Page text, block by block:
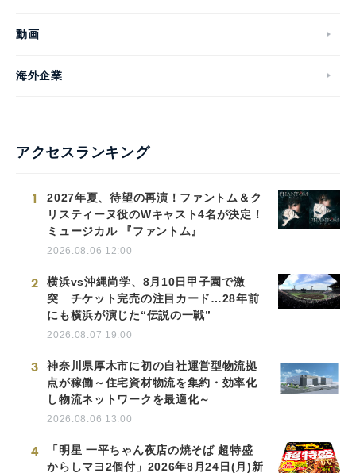
動画
海外企業
アクセスランキング
1
2027年夏、待望の再演！ファントム＆ク
リスティーヌ役のWキャスト4名が決定！
ミュージカル 『ファントム』
2026.08.06 12:00
2
横浜vs沖縄尚学、8月10日甲子園で激
突 チケット完売の注目カード…28年前
にも横浜が演じた“伝説の一戦”
2026.08.07 19:00
3
神奈川県厚木市に初の自社運営型物流拠
点が稼働～住宅資材物流を集約・効率化
し物流ネットワークを最適化～
2026.08.06 13:00
4
「明星 一平ちゃん夜店の焼そば 超特盛
からしマヨ2個付」2026年8月24日(月)新